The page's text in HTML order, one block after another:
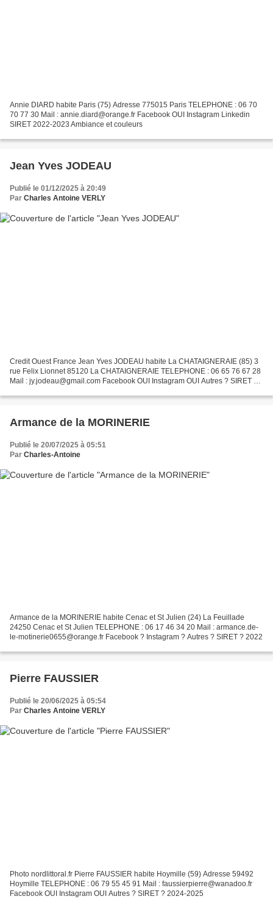
Annie DIARD habite Paris (75) Adresse 775015 Paris TELEPHONE : 06 70
70 77 30 Mail : annie.diard@orange.fr Facebook OUI Instagram Linkedin
SIRET 2022-2023 Ambiance et couleurs
Jean Yves JODEAU
Publié le 01/12/2025 à 20:49
Par Charles Antoine VERLY
Credit Ouest France Jean Yves JODEAU habite La CHATAIGNERAIE (85) 3
rue Felix Lionnet 85120 La CHATAIGNERAIE TELEPHONE : 06 65 76 67 28
Mail : jy.jodeau@gmail.com Facebook OUI Instagram OUI Autres ? SIRET ?
Armance de la MORINERIE
Publié le 20/07/2025 à 05:51
Par Charles-Antoine
Armance de la MORINERIE habite Cenac et St Julien (24) La Feuillade
24250 Cenac et St Julien TELEPHONE : 06 17 46 34 20 Mail : armance.de-
le-motinerie0655@orange.fr Facebook ? Instagram ? Autres ? SIRET ? 2022
Pierre FAUSSIER
Publié le 20/06/2025 à 05:54
Par Charles Antoine VERLY
Photo nordlittoral.fr Pierre FAUSSIER habite Hoymille (59) Adresse 59492
Hoymille TELEPHONE : 06 79 55 45 91 Mail : faussierpierre@wanadoo.fr
Facebook OUI Instagram OUI Autres ? SIRET ? 2024-2025